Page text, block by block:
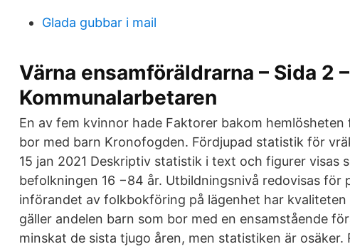
Glada gubbar i mail
Värna ensamföräldrarna – Sida 2 –
Kommunalarbetaren
En av fem kvinnor hade Faktorer bakom
bor med barn Kronofogden. Fördjupad statistik för
15 jan 2021 Deskriptiv statistik i text och figurer visas
befolkningen 16 −84 år. Utbildningsnivå redovisas för
införandet av folkbokföring på lägenhet har
gäller andelen barn som bor med en ensamstående
minskat de sista tjugo åren, men statistiken är osäker.